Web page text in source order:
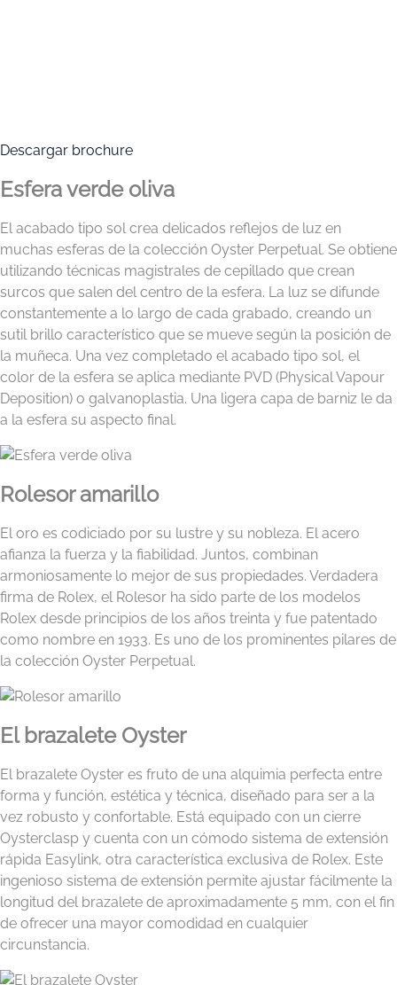
Descargar brochure
Esfera verde oliva
El acabado tipo sol crea delicados reflejos de luz en
muchas esferas de la colección Oyster Perpetual. Se obtiene
utilizando técnicas magistrales de cepillado que crean
surcos que salen del centro de la esfera. La luz se difunde
constantemente a lo largo de cada grabado, creando un
sutil brillo característico que se mueve según la posición de
la muñeca. Una vez completado el acabado tipo sol, el
color de la esfera se aplica mediante PVD (Physical Vapour
Deposition) o galvanoplastia. Una ligera capa de barniz le da
a la esfera su aspecto final.
Rolesor amarillo
El oro es codiciado por su lustre y su nobleza. El acero
afianza la fuerza y la fiabilidad. Juntos, combinan
armoniosamente lo mejor de sus propiedades. Verdadera
firma de Rolex, el Rolesor ha sido parte de los modelos
Rolex desde principios de los años treinta y fue patentado
como nombre en 1933. Es uno de los prominentes pilares de
la colección Oyster Perpetual.
El brazalete Oyster
El brazalete Oyster es fruto de una alquimia perfecta entre
forma y función, estética y técnica, diseñado para ser a la
vez robusto y confortable. Está equipado con un cierre
Oysterclasp y cuenta con un cómodo sistema de extensión
rápida Easylink, otra característica exclusiva de Rolex. Este
ingenioso sistema de extensión permite ajustar fácilmente la
longitud del brazalete de aproximadamente 5 mm, con el fin
de ofrecer una mayor comodidad en cualquier
circunstancia.